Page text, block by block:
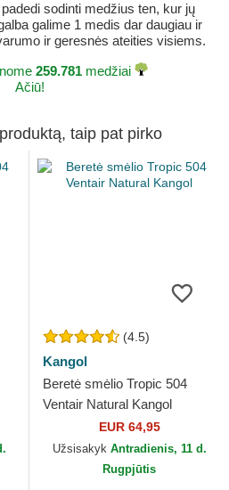
sodinti medžius ten, kur jų
galime 1 medis dar daugiau ir
ir geresnės ateities visiems.
259.781 medžiai
Ačiū!
taip pat pirko
(4.5)
Kangol
Beretė smėlio Tropic 504
Ventair Natural Kangol
EUR 64,95
Užsisakyk Antradienis, 11 d.
Rugpjūtis